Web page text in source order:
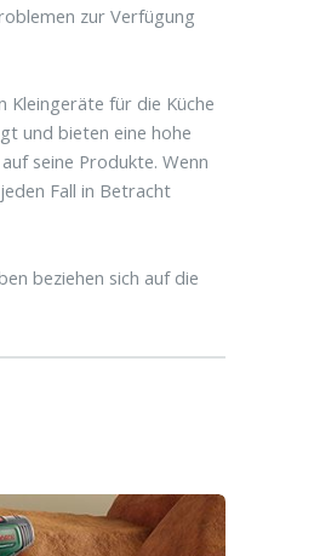
zur Verfügung
Kleingeräte für die Küche
und bieten eine hohe
seine Produkte. Wenn
Fall in Betracht
beziehen sich auf die